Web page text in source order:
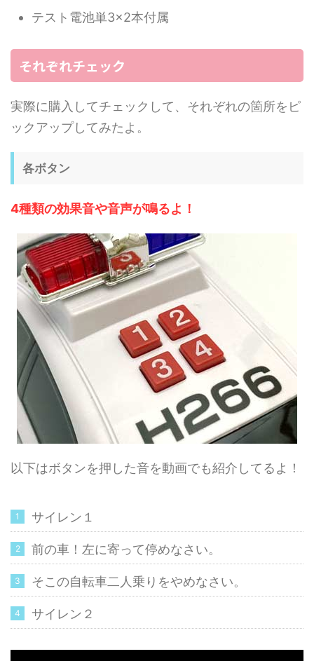
テスト電池単3×2本付属
それぞれチェック
実際に購入してチェックして、それぞれの箇所をピ
ックアップしてみたよ。
各ボタン
4種類の効果音や音声が鳴るよ！
以下はボタンを押した音を動画でも紹介してるよ！
サイレン１
前の車！左に寄って停めなさい。
そこの自転車二人乗りをやめなさい。
サイレン２